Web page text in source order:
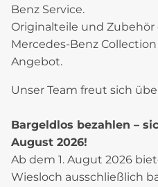
Benz Service.
Originalteile und
Mercedes-Benz
Angebot.
Unser Team freut sich
Bargeldlos bezahlen –
August 2026!
Ab dem 1. Augut 2026
Wiesloch ausschließlich